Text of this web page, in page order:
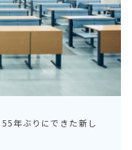
年ぶりにできた新し